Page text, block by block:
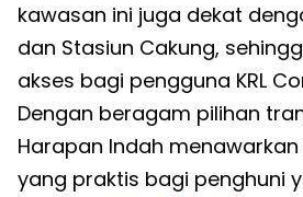
kawasan ini juga dekat
dan Stasiun Cakung,
akses bagi pengguna KRL
Dengan beragam pilihan
Harapan Indah
yang praktis bagi penghuni